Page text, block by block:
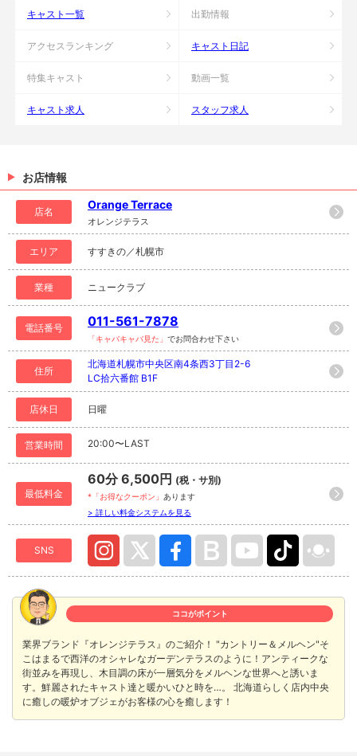
キャスト一覧 出勤情報
アクセスランキング キャスト日記
特集キャスト 動画一覧
キャスト求人 スタッフ求人
お店情報
店名
Orange Terrace
オレンジテラス
エリア すすきの／札幌市
業種 ニュークラブ
電話番号 011-561-7878
「キャバキャバ見た」 でお問合わせ下さい
住所
北海道札幌市中央区南4条西3丁目2-6
LC拾六番館 B1F
店休日 日曜
営業時間 20:00〜LAST
最低料金
60分 6,500円 (税・サ別)
*「お得なクーポン」 あります
> 詳しい料金システムを見る
SNS
ココがポイント
業界ブランド『オレンジテラス』のご紹介！ "カントリー＆メルヘン"そ
こはまるで西洋のオシャレなガーデンテラスのように！アンティークな
街並みを再現し、木目調の床が一層気分をメルヘンな世界へと誘いま
す。鮮麗されたキャスト達と暖かいひと時を…。 北海道らしく店内中央
に癒しの暖炉オブジェがお客様の心を癒します！